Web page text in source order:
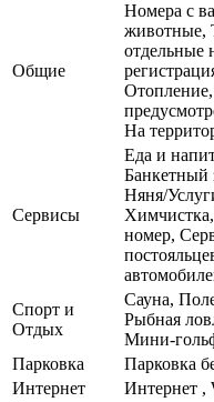
Общие
Номера с
животные,
отдельные
На
Сервисы
Еда и
Банкетный
Няня/
Химчистка,
номер,
Спорт и
Отдых
Сауна,
Рыбная
Мини-
Парковка
Парковка
Интернет
Интернет ,